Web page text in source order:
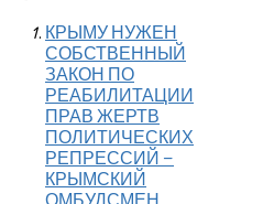
КРЫМУ НУЖЕН
СОБСТВЕННЫЙ
ЗАКОН ПО
РЕАБИЛИТАЦИИ
ПРАВ ЖЕРТВ
ПОЛИТИЧЕСКИХ
РЕПРЕССИЙ –
КРЫМСКИЙ
ОМБУДСМЕН